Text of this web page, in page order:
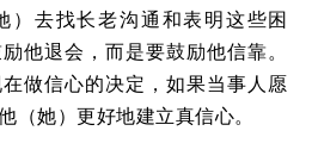
）去找长老沟通和表明这些困
他退会，而是要鼓励他信靠。
做信心的决定，如果当事人愿
（她）更好地建立真信心。